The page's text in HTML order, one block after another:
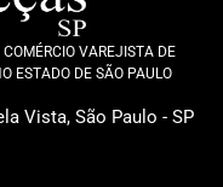
VAREJISTA DE
ESTADO DE SÃO PAULO
Vista, São Paulo - SP